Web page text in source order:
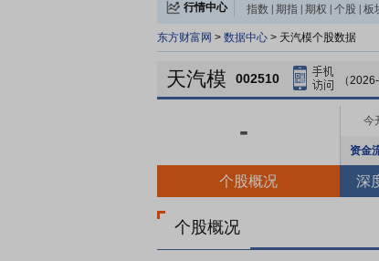
行情中心 指数 期指 期权 个股 板
东方财富网 > 数据中心 > 天汽模个股数据
天汽模 002510 （
- 今
资金
个股概况 深
个股概况